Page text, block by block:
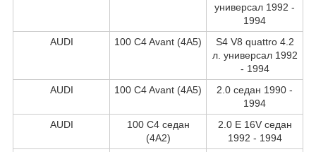
универсал 1992 -
1994
AUDI
100 C4 Avant (4A5)
S4 V8 quattro 4.2
л. универсал 1992
- 1994
AUDI
100 C4 Avant (4A5)
2.0 седан 1990 -
1994
AUDI
100 C4 седан
(4A2)
2.0 E 16V седан
1992 - 1994